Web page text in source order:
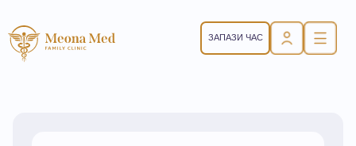
ЗАПАЗИ ЧАС